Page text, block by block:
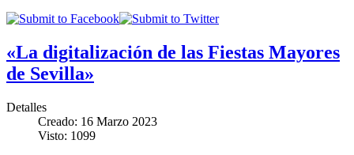
«La digitalización de las Fiestas Mayores
de Sevilla»
Detalles
Creado: 16 Marzo 2023
Visto: 1099